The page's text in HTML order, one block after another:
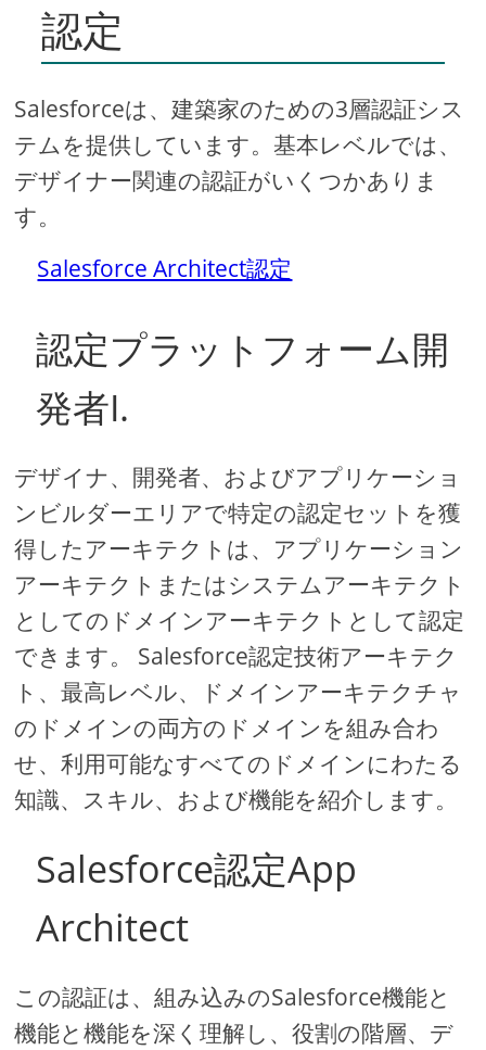
認定
Salesforceは、建築家のための3層認証シス
テムを提供しています。基本レベルでは、
デザイナー関連の認証がいくつかありま
す。
Salesforce Architect認定
認定プラットフォーム開
発者I.
デザイナ、開発者、およびアプリケーショ
ンビルダーエリアで特定の認定セットを獲
得したアーキテクトは、アプリケーション
アーキテクトまたはシステムアーキテクト
としてのドメインアーキテクトとして認定
できます。 Salesforce認定技術アーキテク
ト、最高レベル、ドメインアーキテクチャ
のドメインの両方のドメインを組み合わ
せ、利用可能なすべてのドメインにわたる
知識、スキル、および機能を紹介します。
Salesforce認定App
Architect
この認証は、組み込みのSalesforce機能と
機能と機能を深く理解し、役割の階層、デ